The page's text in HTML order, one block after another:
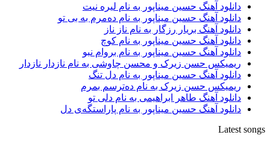
دانلود آهنگ حسین میناپور به نام لیره نیت
دانلود آهنگ حسین میناپور به نام دەمرم بە بی تو
دانلود آهنگ بریار رزگار به نام ناز ناز
دانلود آهنگ حسین میناپور به نام کوچ
دانلود آهنگ حسین میناپور به نام بروام نبو
ریمیکس حسن زیرک و محسن چاوشی به نام نازدار نازدار
دانلود آهنگ حسین میناپور به نام دل تنگ
ریمیکس حسن زیرک به نام دەترسم بمرم
دانلود آهنگ طاهر ابراهیمی به نام دلی تو
دانلود آهنگ حسین میناپور به نام پاراستگەی دل
Latest